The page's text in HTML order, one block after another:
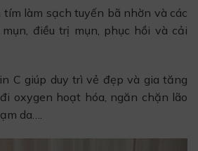
làm sạch tuyến bã nhờn và các
điều trị mụn, phục hồi và cải
C giúp duy trì vẻ đẹp và gia tăng
oxygen hoạt hóa, ngăn chặn lão
da….